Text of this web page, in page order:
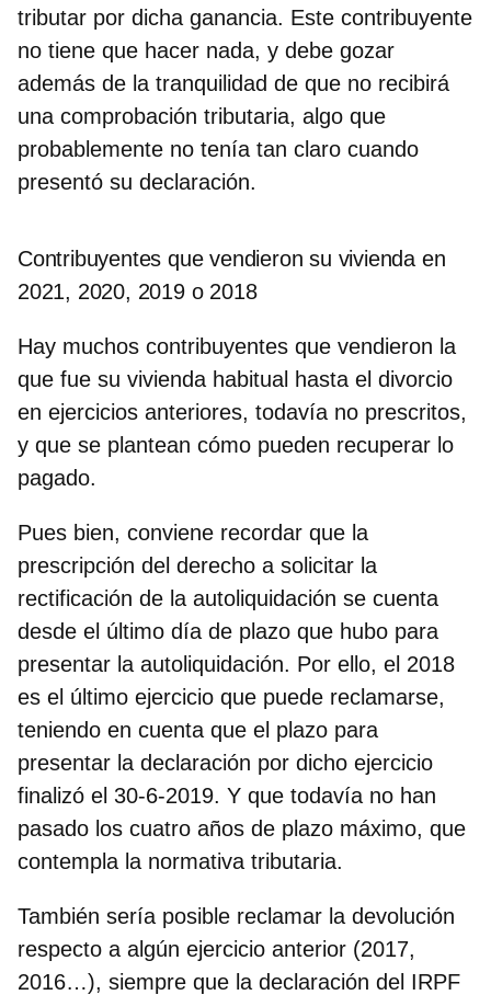
tributar por dicha ganancia. Este contribuyente
no tiene que hacer nada, y debe gozar
además de la tranquilidad de que no recibirá
una comprobación tributaria, algo que
probablemente no tenía tan claro cuando
presentó su declaración.
Contribuyentes que vendieron su vivienda en
2021, 2020, 2019 o 2018
Hay muchos contribuyentes que vendieron la
que fue su vivienda habitual hasta el divorcio
en ejercicios anteriores, todavía no prescritos,
y que se plantean cómo pueden recuperar lo
pagado.
Pues bien, conviene recordar que la
prescripción del derecho a solicitar la
rectificación de la autoliquidación se cuenta
desde el último día de plazo que hubo para
presentar la autoliquidación. Por ello, el 2018
es el último ejercicio que puede reclamarse,
teniendo en cuenta que el plazo para
presentar la declaración por dicho ejercicio
finalizó el 30-6-2019. Y que todavía no han
pasado los cuatro años de plazo máximo, que
contempla la normativa tributaria.
También sería posible reclamar la devolución
respecto a algún ejercicio anterior (2017,
2016…), siempre que la declaración del IRPF